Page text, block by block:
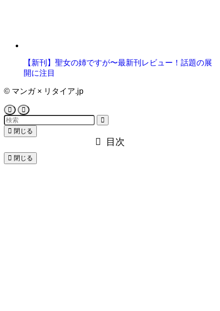
【新刊】聖女の姉ですが〜最新刊レビュー！話題の展
開に注目
© マンガ × リタイア.jp
閉じる
目次
閉じる